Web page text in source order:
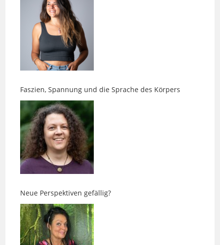
Faszien, Spannung und die Sprache des Körpers
Neue Perspektiven gefällig?